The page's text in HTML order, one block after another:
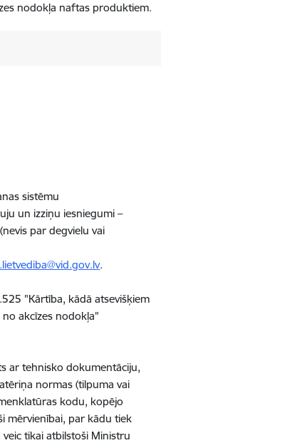
nodokļa naftas produktiem.
sistēmu
un izziņu iesniegumi –
par degvielu vai
.
"Kārtība, kādā atsevišķiem
akcīzes nodokļa"
ar tehnisko dokumentāciju,
normas (tilpuma vai
kodu, kopējo
mērvienībai, par kādu tiek
tikai atbilstoši Ministru